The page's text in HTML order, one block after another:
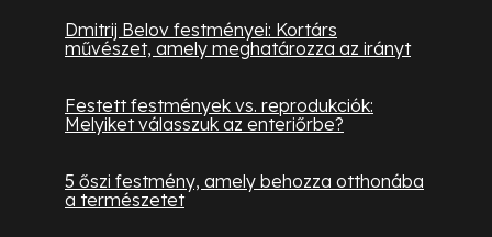
Dmitrij Belov festményei: Kortárs
művészet, amely meghatározza az irányt
Festett festmények vs. reprodukciók:
Melyiket válasszuk az enteriőrbe?
5 őszi festmény, amely behozza otthonába
a természetet